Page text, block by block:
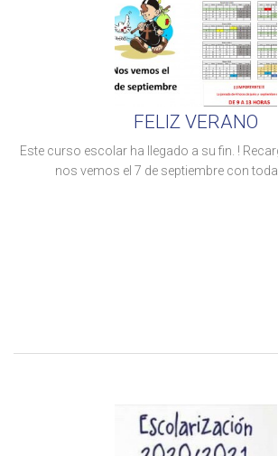
FELIZ VERANO
Este curso escolar ha llegado a su fin. !
nos vemos el 7 de septiembre con